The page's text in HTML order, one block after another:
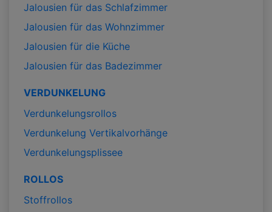
Jalousien für das Schlafzimmer
Jalousien für das Wohnzimmer
Jalousien für die Küche
Jalousien für das Badezimmer
VERDUNKELUNG
Verdunkelungsrollos
Verdunkelung Vertikalvorhänge
Verdunkelungsplissee
ROLLOS
Stoffrollos